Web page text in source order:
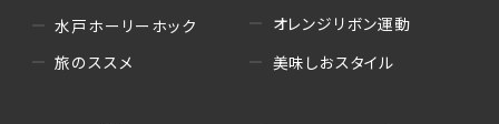
水戸ホーリーホック
旅のススメ
オレンジリボン運動
美味しおスタイル